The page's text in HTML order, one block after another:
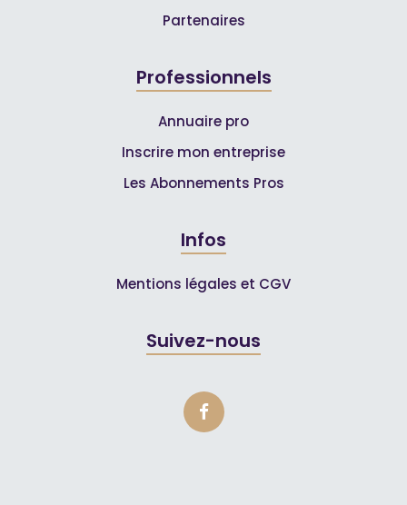
Partenaires
Professionnels
Annuaire pro
Inscrire mon entreprise
Les Abonnements Pros
Infos
Mentions légales et CGV
Suivez-nous